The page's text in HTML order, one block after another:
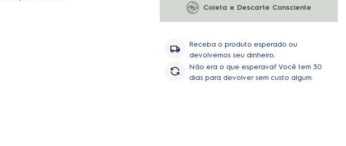
Coleta e Descarte Consciente
Receba o produto esperado ou
devolvemos seu dinheiro.
Não era o que esperava? Você tem 30
dias para devolver sem custo algum.